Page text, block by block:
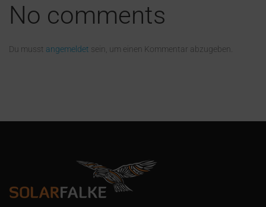
No comments
Du musst angemeldet sein, um einen Kommentar abzugeben.